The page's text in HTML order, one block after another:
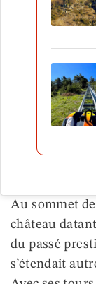
Au sommet
château
du passé
s’étendait